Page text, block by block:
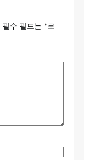
필수 필드는 *로